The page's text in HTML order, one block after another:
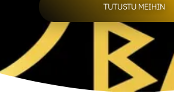
TUTUSTU MEIHIN